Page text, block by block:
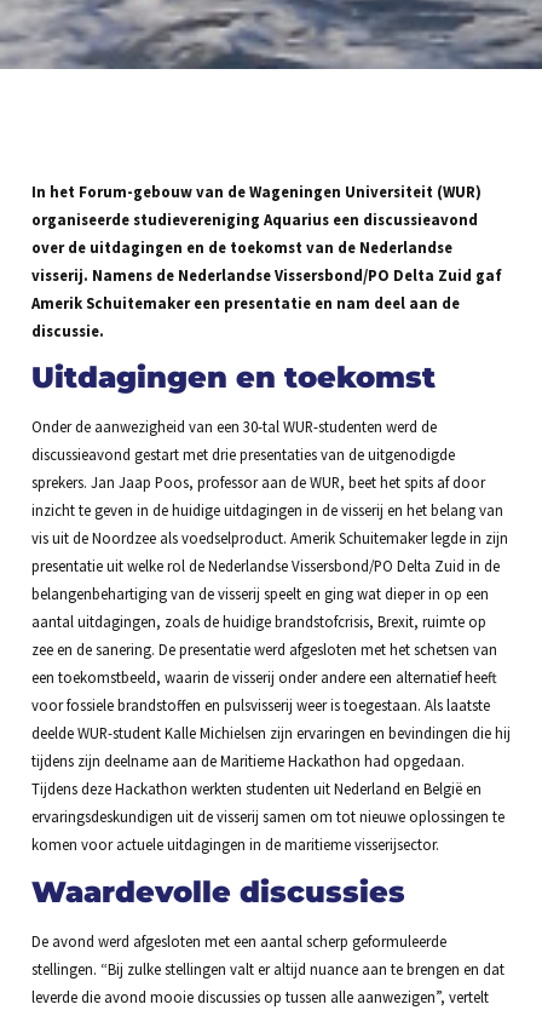
In het Forum-gebouw van de Wageningen Universiteit (WUR)
organiseerde studievereniging Aquarius een discussieavond
over de uitdagingen en de toekomst van de Nederlandse
visserij. Namens de Nederlandse Vissersbond/PO Delta Zuid gaf
Amerik Schuitemaker een presentatie en nam deel aan de
discussie.
Uitdagingen en toekomst
Onder de aanwezigheid van een 30-tal WUR-studenten werd de
discussieavond gestart met drie presentaties van de uitgenodigde
sprekers. Jan Jaap Poos, professor aan de WUR, beet het spits af door
inzicht te geven in de huidige uitdagingen in de visserij en het belang van
vis uit de Noordzee als voedselproduct. Amerik Schuitemaker legde in zijn
presentatie uit welke rol de Nederlandse Vissersbond/PO Delta Zuid in de
belangenbehartiging van de visserij speelt en ging wat dieper in op een
aantal uitdagingen, zoals de huidige brandstofcrisis, Brexit, ruimte op
zee en de sanering. De presentatie werd afgesloten met het schetsen van
een toekomstbeeld, waarin de visserij onder andere een alternatief heeft
voor fossiele brandstoffen en pulsvisserij weer is toegestaan. Als laatste
deelde WUR-student Kalle Michielsen zijn ervaringen en bevindingen die hij
tijdens zijn deelname aan de Maritieme Hackathon had opgedaan.
Tijdens deze Hackathon werkten studenten uit Nederland en België en
ervaringsdeskundigen uit de visserij samen om tot nieuwe oplossingen te
komen voor actuele uitdagingen in de maritieme visserijsector.
Waardevolle discussies
De avond werd afgesloten met een aantal scherp geformuleerde
stellingen. “Bij zulke stellingen valt er altijd nuance aan te brengen en dat
leverde die avond mooie discussies op tussen alle aanwezigen”, vertelt